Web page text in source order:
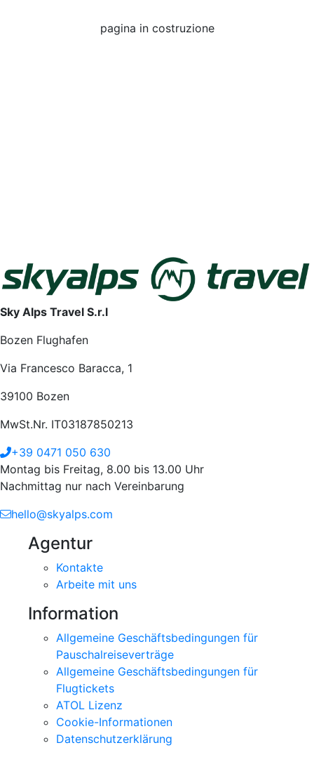
pagina in costruzione
Sky Alps Travel S.r.l
Bozen Flughafen
Via Francesco Baracca, 1
39100 Bozen
MwSt.Nr. IT03187850213
+39 0471 050 630
Montag bis Freitag, 8.00 bis 13.00 Uhr
Nachmittag nur nach Vereinbarung
hello@skyalps.com
Agentur
Kontakte
Arbeite mit uns
Information
Allgemeine Geschäftsbedingungen für
Pauschalreiseverträge
Allgemeine Geschäftsbedingungen für
Flugtickets
ATOL Lizenz
Cookie-Informationen
Datenschutzerklärung